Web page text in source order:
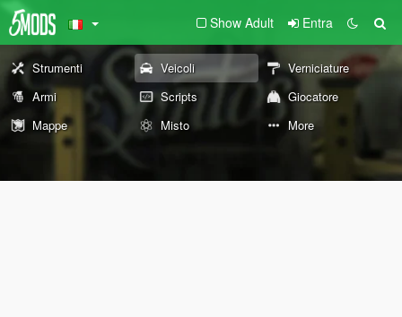
Show Adult Entra
Strumenti Veicoli
Verniciature
Armi
Scripts
Giocatore
Mappe
Misto More